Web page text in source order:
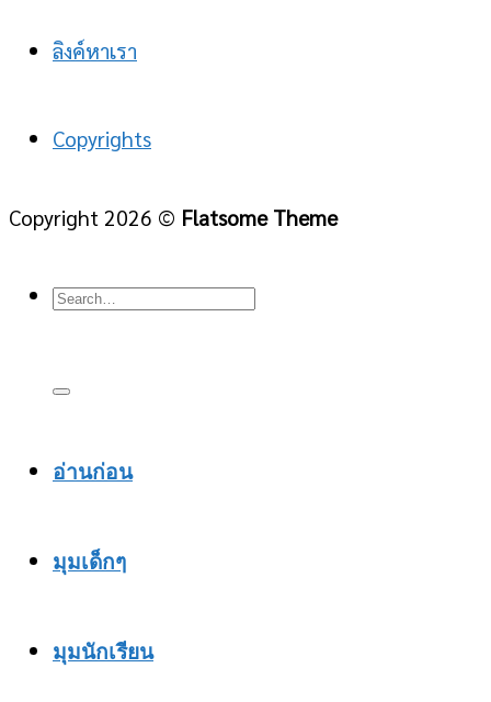
ลิงค์หาเรา
Copyrights
Copyright 2026 © Flatsome Theme
อ่านก่อน
มุมเด็กๆ
มุมนักเรียน